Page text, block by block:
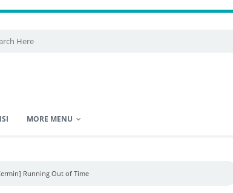
MORE MENU
Running Out of Time